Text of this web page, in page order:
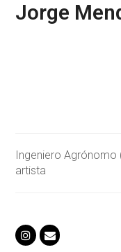
Jorge
Ingeniero
artista
Instagram
Correo